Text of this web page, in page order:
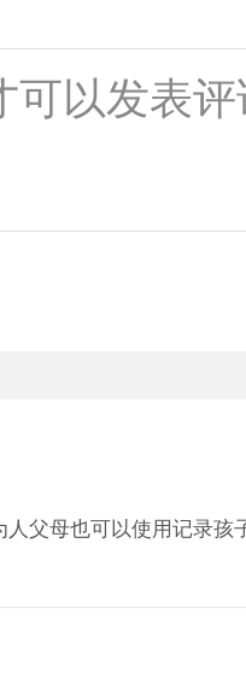
人父母也可以使用记录孩